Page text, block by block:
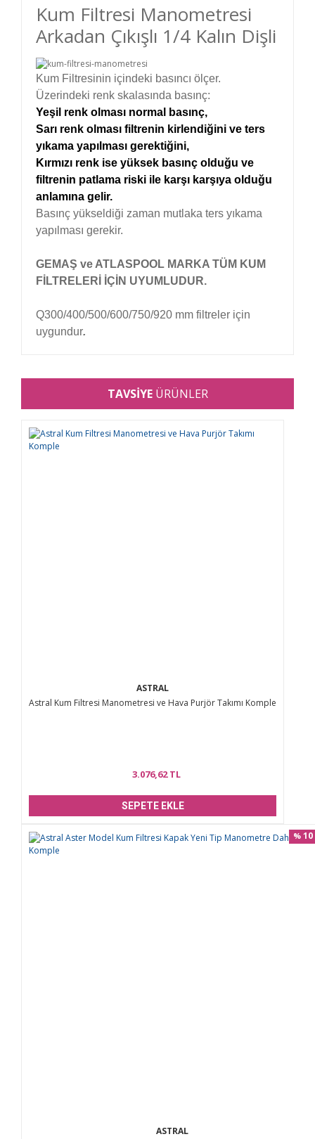
Kum Filtresi Manometresi
Arkadan Çıkışlı 1/4 Kalın Dişli
Kum Filtresinin içindeki basıncı ölçer.
Üzerindeki renk skalasında basınç:
Yeşil renk olması normal basınç,
Sarı renk olması filtrenin kirlendiğini ve ters
yıkama yapılması gerektiğini,
Kırmızı renk ise yüksek basınç olduğu ve
filtrenin patlama riski ile karşı karşıya olduğu
anlamına gelir.
Basınç yükseldiği zaman mutlaka ters yıkama
yapılması gerekir.
GEMAŞ ve ATLASPOOL MARKA TÜM KUM
FİLTRELERİ İÇİN UYUMLUDUR.
Q300/400/500/600/750/920 mm filtreler için
uygundur.
Bu ürüne ilk yorumu siz yapın!
Bu ürünün fiyat bilgisi, resim, ürün açıklamalarında
ve diğer konularda yetersiz gördüğünüz noktaları
TAVSİYEÜRÜNLER
ASTRAL
Astral Kum Filtresi Manometresi ve Hava Purjör Takımı Komple
3.076,62 TL
SEPETE EKLE
ASTRAL
% 10